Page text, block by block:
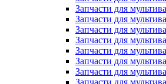
Запчасти для
Запчасти для
Запчасти для
Запчасти для
Запчасти для
Запчасти для
Запчасти для
Запчасти для